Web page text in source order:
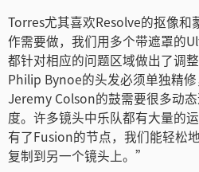
Torres尤其喜欢Resolve的抠像
作需要做，我们用多个带遮罩的
都针对相应的问题区域做出了调
Philip Bynoe的头发必须单独精修
Jeremy Colson的鼓需要很多动
度。许多镜头中乐队都有大量的
有了Fusion的节点，我们能轻松
复制到另一个镜头上。”